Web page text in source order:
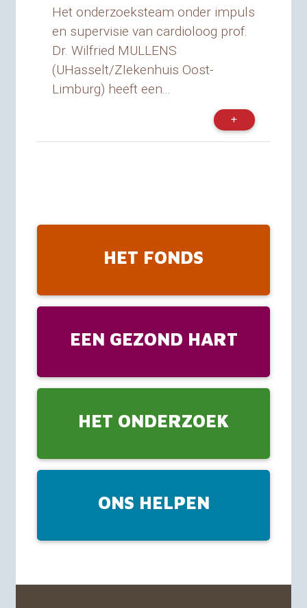
Het onderzoeksteam onder impuls
en supervisie van cardioloog prof.
Dr. Wilfried MULLENS
(UHasselt/ZIekenhuis Oost-
Limburg) heeft een...
HET FONDS
EEN GEZOND HART
HET ONDERZOEK
ONS HELPEN